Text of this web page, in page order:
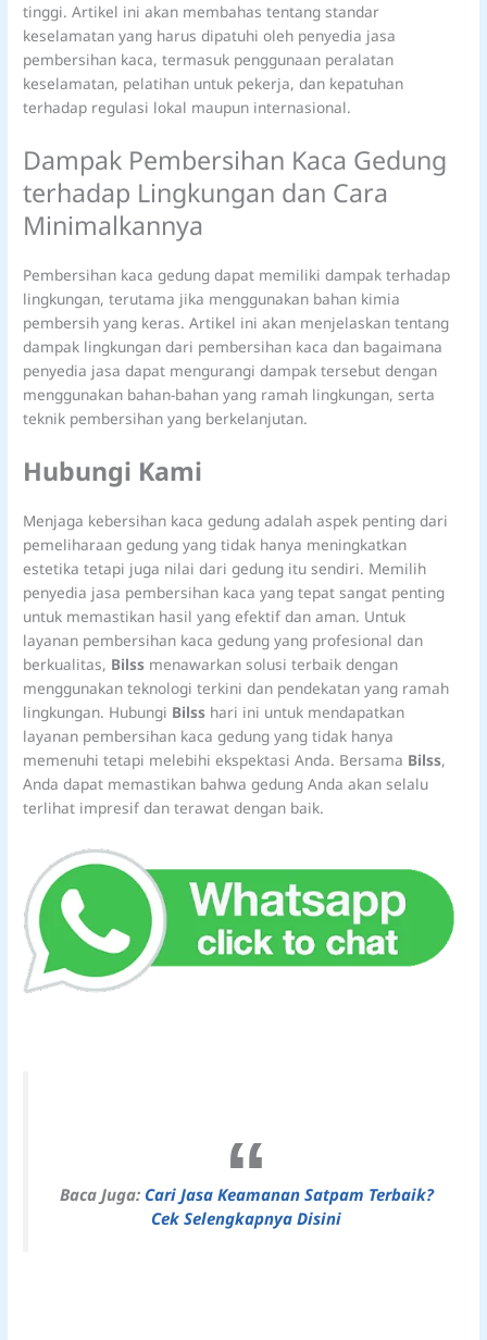
tinggi. Artikel ini akan membahas tentang standar
keselamatan yang harus dipatuhi oleh penyedia jasa
pembersihan kaca, termasuk penggunaan peralatan
keselamatan, pelatihan untuk pekerja, dan kepatuhan
terhadap regulasi lokal maupun internasional.
Dampak Pembersihan Kaca Gedung
terhadap Lingkungan dan Cara
Minimalkannya
Pembersihan kaca gedung dapat memiliki dampak terhadap
lingkungan, terutama jika menggunakan bahan kimia
pembersih yang keras. Artikel ini akan menjelaskan tentang
dampak lingkungan dari pembersihan kaca dan bagaimana
penyedia jasa dapat mengurangi dampak tersebut dengan
menggunakan bahan-bahan yang ramah lingkungan, serta
teknik pembersihan yang berkelanjutan.
Hubungi Kami
Menjaga kebersihan kaca gedung adalah aspek penting dari
pemeliharaan gedung yang tidak hanya meningkatkan
estetika tetapi juga nilai dari gedung itu sendiri. Memilih
penyedia jasa pembersihan kaca yang tepat sangat penting
untuk memastikan hasil yang efektif dan aman. Untuk
layanan pembersihan kaca gedung yang profesional dan
berkualitas, Bilss menawarkan solusi terbaik dengan
menggunakan teknologi terkini dan pendekatan yang ramah
lingkungan. Hubungi Bilss hari ini untuk mendapatkan
layanan pembersihan kaca gedung yang tidak hanya
memenuhi tetapi melebihi ekspektasi Anda. Bersama Bilss,
Anda dapat memastikan bahwa gedung Anda akan selalu
terlihat impresif dan terawat dengan baik.
Baca Juga: Cari Jasa Keamanan Satpam Terbaik?
Cek Selengkapnya Disini